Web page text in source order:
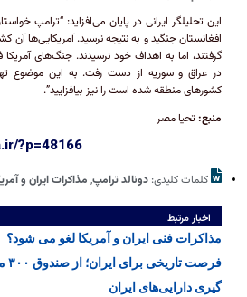
این تحلیلگر ایرانی در پایان می‌افزاید: “ترامپ
افغانستان جنگید و به نتیجه نرسید. آمریکایی‌ها آن
گرفتند، اما به اهداف خود نرسیدند. جنگ‌های
در عراق و سوریه از دست رفت. به این موضوع
کشور‌های منطقه شده است را نیز بیافزایید”.
منبع: تحیا مصر
?p=48166
کلمات کلیدی: دونالد ترامپ, مذاکرات ایران و
اخبار مرتبط
مذاکرات فنی ایران و آمریکا لغو می شود؟
گیری دارایی‌های ایران